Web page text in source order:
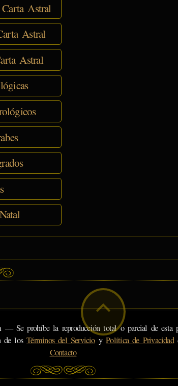
Astral
Astral
Astral
prohíbe la reproducción total o parcial de esta
de losTérminos del ServicioyPolítica de Privacidad
Contacto